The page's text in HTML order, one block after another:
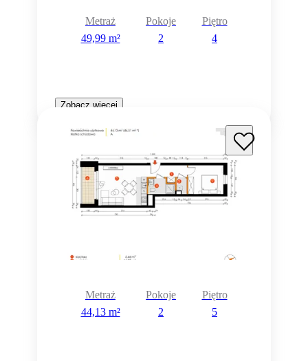
Metraż
49,99 m²
Pokoje
2
Piętro
4
Zobacz więcej
Metraż
44,13 m²
Pokoje
2
Piętro
5